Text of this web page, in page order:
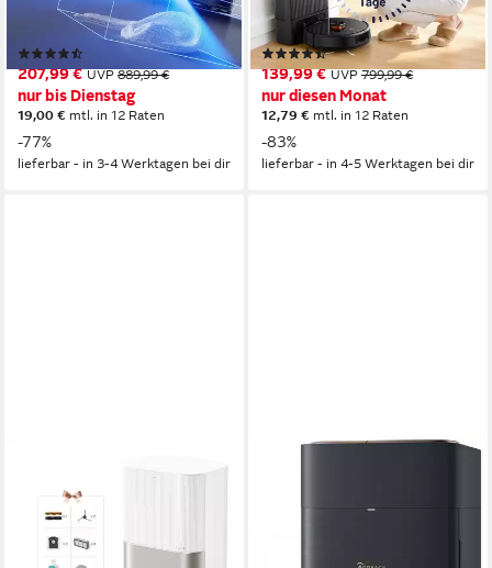
Größe Staubbehälter
LDS Navigation Navigation
207,99 € UVP 889,99 €
nur bis Dienstag
19,00 € mtl. in 12 Raten
-77%
lieferbar - in 3-4 Werktagen bei dir
400 m² Reichweite
LDS
Navigation
(197)
139,99 € UVP 799,99 €
nur diesen Monat
12,79 € mtl. in 12 Raten
-83%
lieferbar - in 4-5 Werktagen bei dir